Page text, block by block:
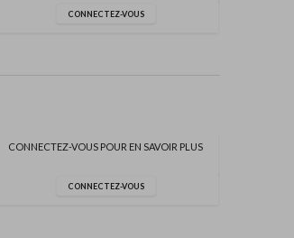
CONNECTEZ-VOUS
CONNECTEZ-VOUS POUR EN SAVOIR PLUS
CONNECTEZ-VOUS